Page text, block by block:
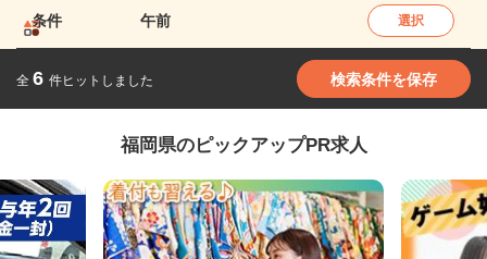
条件 午前 選択
全 6 件ヒットしました 検索条件を保存
福岡県のピックアップPR求人